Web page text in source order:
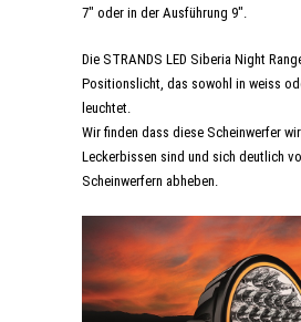
7" oder in der Ausführung 9".
Die STRANDS LED Siberia Night
Positionslicht, das sowohl in weiss
leuchtet.
Wir finden dass diese Scheinwerfer
Leckerbissen sind und sich deutlich
Scheinwerfern abheben.